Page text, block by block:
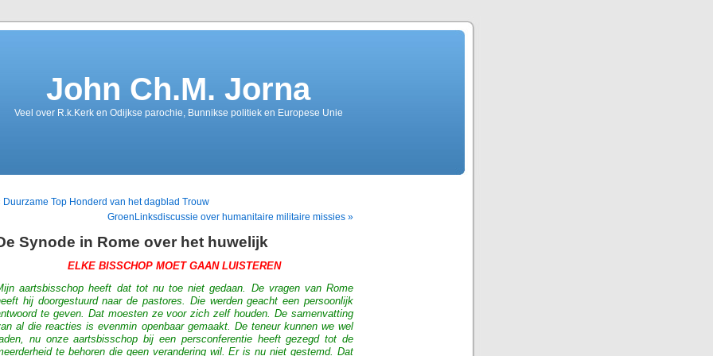
John Ch.M. Jorna
Veel over R.k.Kerk en Odijkse parochie, Bunnikse politiek en Europese Unie
Duurzame Top Honderd van het dagblad Trouw
GroenLinksdiscussie over humanitaire militaire missies »
Synode in Rome over het huwelijk
ELKE BISSCHOP MOET GAAN LUISTEREN
aartsbisschop heeft dat tot nu toe niet gedaan. De vragen van Rome
hij doorgestuurd naar de pastores. Die werden geacht een persoonlijk
te geven. Dat moesten ze voor zich zelf houden. De samenvatting
al die reacties is evenmin openbaar gemaakt. De teneur kunnen we wel
nu onze aartsbisschop bij een persconferentie heeft gezegd tot de
te behoren die geen verandering wil. Er is nu niet gestemd. Dat